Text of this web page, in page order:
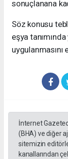
sonuçlanana
Söz konusu
eşya
İnternet
(BHA) ve diğer
sitemizin
kanallarından